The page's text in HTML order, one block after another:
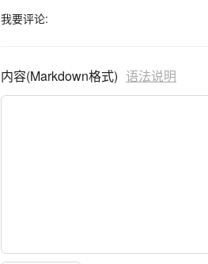
我要评论:
内容(Markdown格式) 语法说明